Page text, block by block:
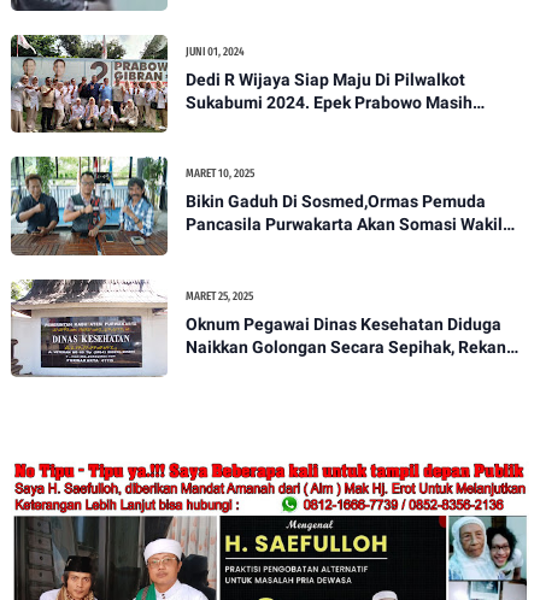
JUNI 01, 2024
Dedi R Wijaya Siap Maju Di Pilwalkot
Sukabumi 2024. Epek Prabowo Masih
MARET 10, 2025
Bikin Gaduh Di Sosmed,Ormas Pemuda
Pancasila Purwakarta Akan Somasi Wakil
MARET 25, 2025
Oknum Pegawai Dinas Kesehatan Diduga
Naikkan Golongan Secara Sepihak, Rekan